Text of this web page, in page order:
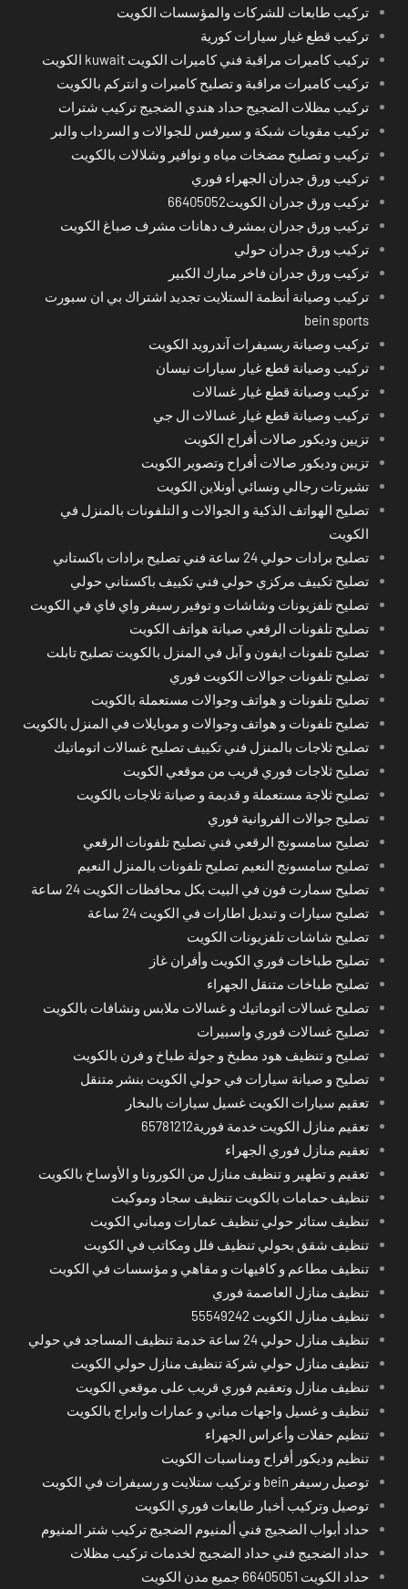
تركيب طابعات للشركات والمؤسسات الكويت
تركيب قطع غيار سيارات كورية
تركيب كاميرات مراقبة فني كاميرات الكويت kuwait الكويت
تركيب كاميرات مراقبة و تصليح كاميرات و انتركم بالكويت
تركيب مظلات الضجيج حداد هندي الضجيج تركيب شترات
تركيب مقويات شبكة و سيرفس للجوالات و السرداب والبر
تركيب و تصليح مضخات مياه و نوافير وشلالات بالكويت
تركيب ورق جدران الجهراء فوري
تركيب ورق جدران الكويت66405052
تركيب ورق جدران بمشرف دهانات مشرف صباغ الكويت
تركيب ورق جدران حولي
تركيب ورق جدران فاخر مبارك الكبير
تركيب وصيانة أنظمة الستلايت تجديد اشتراك بي ان سبورت
bein sports
تركيب وصيانة ريسيفرات آندرويد الكويت
تركيب وصيانة قطع غيار سيارات نيسان
تركيب وصيانة قطع غيار غسالات
تركيب وصيانة قطع غيار غسالات ال جي
تزيين وديكور صالات أفراح الكويت
تزيين وديكور صالات أفراح وتصوير الكويت
تشيرتات رجالي ونسائي أونلاين الكويت
تصليح الهواتف الذكية و الجوالات و التلفونات بالمنزل في
الكويت
تصليح برادات حولي 24 ساعة فني تصليح برادات باكستاني
تصليح تكييف مركزي حولي فني تكييف باكستاني حولي
تصليح تلفزيونات وشاشات و توفير رسيفر واي فاي في الكويت
تصليح تلفونات الرقعي صيانة هواتف الكويت
تصليح تلفونات ايفون و آبل في المنزل بالكويت تصليح تابلت
تصليح تلفونات جوالات الكويت فوري
تصليح تلفونات و هواتف وجوالات مستعملة بالكويت
تصليح تلفونات و هواتف وجوالات و موبايلات في المنزل بالكويت
تصليح ثلاجات بالمنزل فني تكييف تصليح غسالات اتوماتيك
تصليح ثلاجات فوري قريب من موقعي الكويت
تصليح ثلاجة مستعملة و قديمة و صيانة ثلاجات بالكويت
تصليح جوالات الفروانية فوري
تصليح سامسونج الرقعي فني تصليح تلفونات الرقعي
تصليح سامسونج النعيم تصليح تلفونات بالمنزل النعيم
تصليح سمارت فون في البيت بكل محافظات الكويت 24 ساعة
تصليح سيارات و تبديل اطارات في الكويت 24 ساعة
تصليح شاشات تلفزيونات الكويت
تصليح طباخات فوري الكويت وأفران غاز
تصليح طباخات متنقل الجهراء
تصليح غسالات اتوماتيك و غسالات ملابس ونشافات بالكويت
تصليح غسالات فوري واسبيرات
تصليح و تنظيف هود مطبخ و جولة طباخ و فرن بالكويت
تصليح و صيانة سيارات في حولي الكويت بنشر متنقل
تعقيم سيارات الكويت غسيل سيارات بالبخار
تعقيم منازل الكويت خدمة فورية65781212
تعقيم منازل فوري الجهراء
تعقيم و تطهير و تنظيف منازل من الكورونا و الأوساخ بالكويت
تنظيف حمامات بالكويت تنظيف سجاد وموكيت
تنظيف ستائر حولي تنظيف عمارات ومباني الكويت
تنظيف شقق بحولي تنظيف فلل ومكاتب في الكويت
تنظيف مطاعم و كافيهات و مقاهي و مؤسسات في الكويت
تنظيف منازل العاصمة فوري
تنظيف منازل الكويت 55549242
تنظيف منازل حولي 24 ساعة خدمة تنظيف المساجد في حولي
تنظيف منازل حولي شركة تنظيف منازل حولي الكويت
تنظيف منازل وتعقيم فوري قريب على موقعي الكويت
تنظيف و غسيل واجهات مباني و عمارات وابراج بالكويت
تنظيم حفلات وأعراس الجهراء
تنظيم وديكور أفراح ومناسبات الكويت
توصيل رسيفر bein و تركيب ستلايت و رسيفرات في الكويت
توصيل وتركيب أخبار طابعات فوري الكويت
حداد أبواب الضجيج فني ألمنيوم الضجيج تركيب شتر المنيوم
حداد الضجيج فني حداد الضجيج لخدمات تركيب مظلات
حداد الكويت 66405051 جميع مدن الكويت